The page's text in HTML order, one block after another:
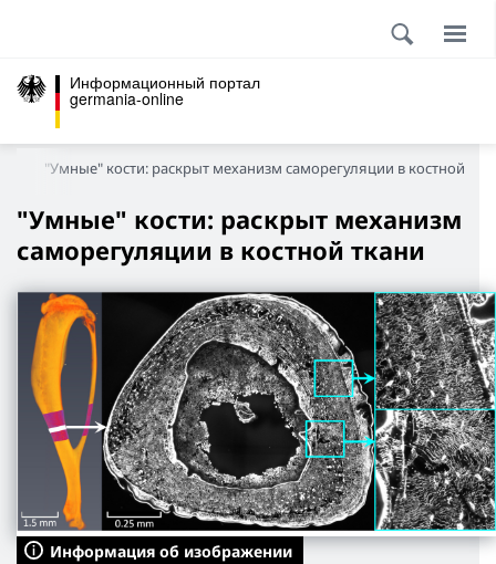
Информационный портал
germania-online
"Умные" кости: раскрыт механизм саморегуляции в костной
"Умные" кости: раскрыт механизм
саморегуляции в костной ткани
Информация об изображении